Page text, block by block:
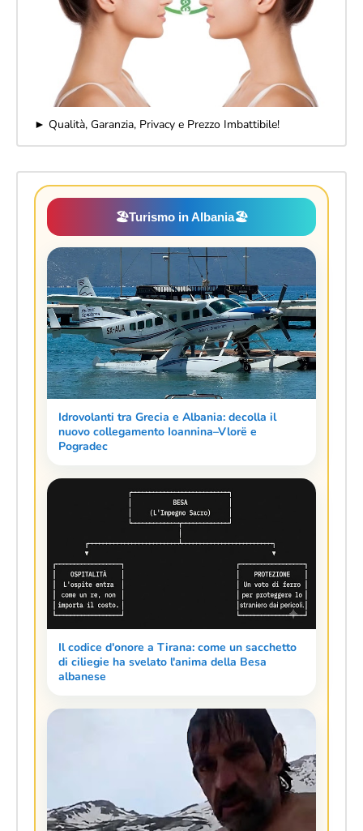
► Qualità, Garanzia, Privacy e Prezzo Imbattibile!
🏖️Turismo in Albania🏖️
Idrovolanti tra Grecia e Albania: decolla il
nuovo collegamento Ioannina–Vlorë e
Pogradec
Il codice d'onore a Tirana: come un sacchetto
di ciliegie ha svelato l'anima della Besa
albanese